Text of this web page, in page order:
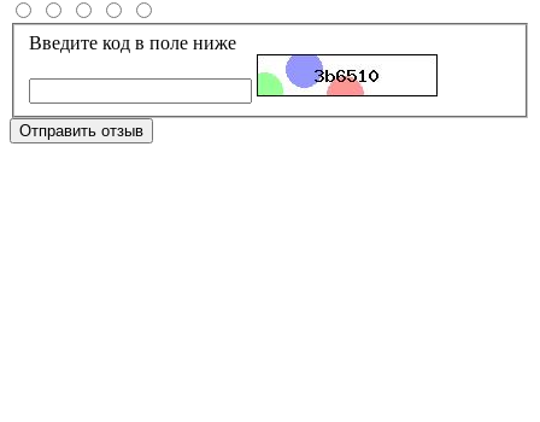
Введите код в поле ниже
Отправить отзыв